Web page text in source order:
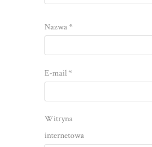
Nazwa*
E-mail*
Witryna
internetowa